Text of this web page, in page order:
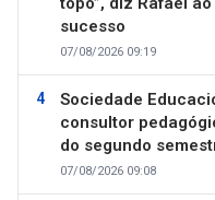
sucesso
07/08/2026 09:19
Sociedade
consultor
do segundo
07/08/2026 09:08